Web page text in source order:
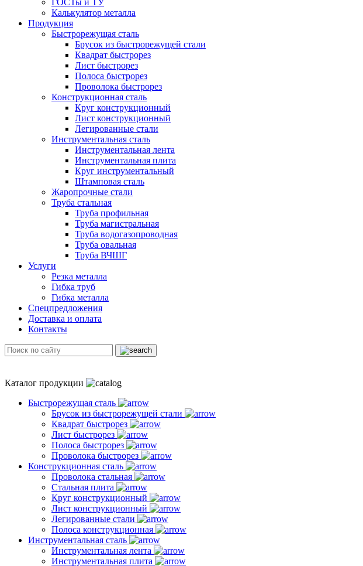
Калькулятор металла
Продукция
Быстрорежущая сталь
Брусок из быстрорежущей стали
Квадрат быстрорез
Лист быстрорез
Полоса быстрорез
Проволока быстрорез
Конструкционная сталь
Круг конструкционный
Лист конструкционный
Легированные стали
Инструментальная сталь
Инструментальная лента
Инструментальная плита
Круг инструментальный
Штамповая сталь
Жаропрочные стали
Труба стальная
Труба профильная
Труба магистральная
Труба водогазопроводная
Труба овальная
Труба ВЧШГ
Услуги
Резка металла
Гибка труб
Гибка металла
Спецпредложения
Доставка и оплата
Контакты
Каталог продукции
Быстрорежущая сталь
Брусок из быстрорежущей стали
Квадрат быстрорез
Лист быстрорез
Полоса быстрорез
Проволока быстрорез
Конструкционная сталь
Проволока стальная
Стальная плита
Круг конструкционный
Лист конструкционный
Легированные стали
Полоса конструкционная
Инструментальная сталь
Инструментальная лента
Инструментальная плита